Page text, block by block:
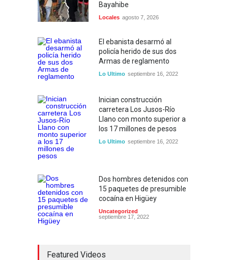
Bayahibe
Locales agosto 7, 2026
El ebanista desarmó al
policía herido de sus dos
Armas de reglamento
Lo Ultimo septiembre 16, 2022
Inician construcción
carretera Los Jusos-Río
Llano con monto superior a
los 17 millones de pesos
Lo Ultimo septiembre 16, 2022
Dos hombres detenidos con
15 paquetes de presumible
cocaína en Higüey
Uncategorized
septiembre 17, 2022
Featured Videos